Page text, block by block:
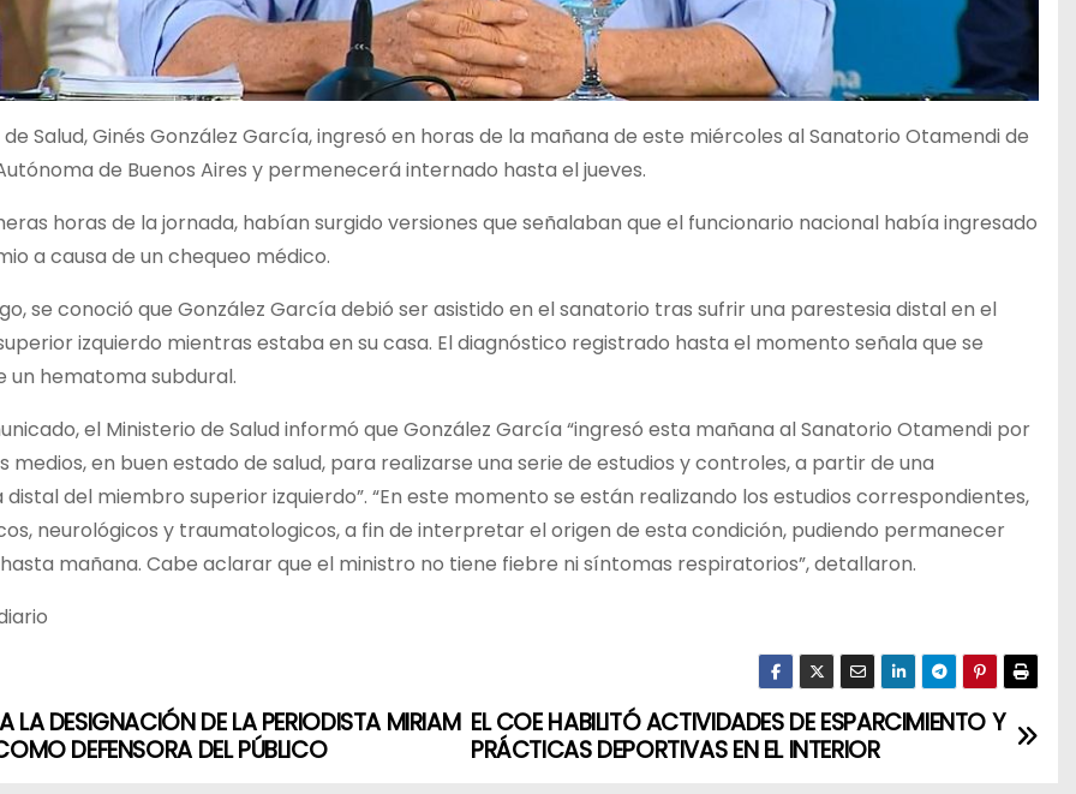
de Salud, Ginés González García, ingresó en horas de la mañana de este miércoles al Sanatorio Otamendi de
de Buenos Aires y permenecerá internado hasta el jueves.
horas de la jornada, habían surgido versiones que señalaban que el funcionario nacional había ingresado
a causa de un chequeo médico.
se conoció que González García debió ser asistido en el sanatorio tras sufrir una parestesia distal en el
izquierdo mientras estaba en su casa. El diagnóstico registrado hasta el momento señala que se
un hematoma subdural.
el Ministerio de Salud informó que González García “ingresó esta mañana al Sanatorio Otamendi por
medios, en buen estado de salud, para realizarse una serie de estudios y controles, a partir de una
del miembro superior izquierdo”. “En este momento se están realizando los estudios correspondientes,
neurológicos y traumatologicos, a fin de interpretar el origen de esta condición, pudiendo permanecer
mañana. Cabe aclarar que el ministro no tiene fiebre ni síntomas respiratorios”, detallaron.
EL COE HABILITÓ ACTIVIDADES DE ESPARCIMIENTO Y
PRÁCTICAS DEPORTIVAS EN EL INTERIOR
LA DESIGNACIÓN DE LA PERIODISTA MIRIAM
DEFENSORA DEL PÚBLICO